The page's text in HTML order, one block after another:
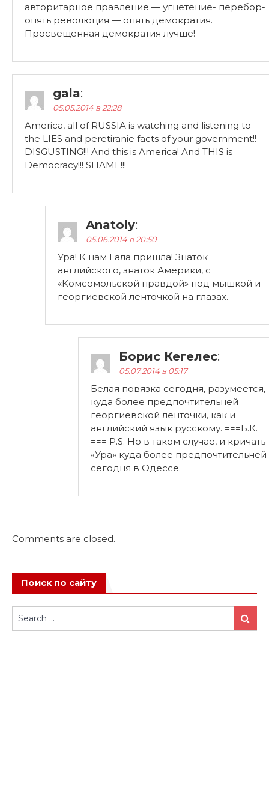
авторитарное правление — угнетение- перебор-
опять революция — опять демократия.
Просвещенная демократия лучше!
gala:
05.05.2014 в 22:28
America, all of RUSSIA is watching and listening to
the LIES and peretiranie facts of your government!!
DISGUSTING!!! And this is America! And THIS is
Democracy!!! SHAME!!!
Anatoly:
05.06.2014 в 20:50
Ура! К нам Гала пришла! Знаток
английского, знаток Америки, с
«Комсомольской правдой» под мышкой и
георгиевской ленточкой на глазах.
Борис Кегелес:
05.07.2014 в 05:17
Белая повязка сегодня, разумеется,
куда более предпочтительней
георгиевской ленточки, как и
английский язык русскому. ===Б.К.
=== P.S. Но в таком случае, и кричать
«Ура» куда более предпочтительней
сегодня в Одессе.
Comments are closed.
Поиск по сайту
Search
for:
Search